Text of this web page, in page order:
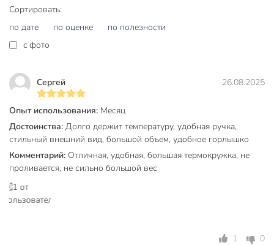
внимание на эту модель. Закажите термокружку сейчас —
получите надежного спутника для напитков на выгодных
условиях!
Для каких напитков подходит термокружка 0.9 л из
нержавеющей стали?
воды, холодных и горячих. Широкая горловина облегчает
Можно ли использовать термокружку в машине и на
даче?
Да, благодаря объему 0.9 л, ручке и крышке с отверстием
Сортировать:
по дате
по оценке
по полезности
c фото
Сергей 26.08.2025
Опыт использования: Месяц
Достоинства: Долго держит температуру, удобная ручка,
стильный внешний вид, большой объем, удобное горлышко
Комментарий: Отличная, удобная, большая термокружка, не
проливается, не сильно большой вес
1 0